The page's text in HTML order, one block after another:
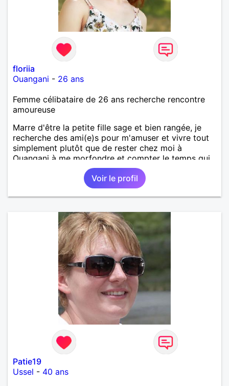
floriia
Ouangani - 26 ans
Femme célibataire de 26 ans recherche rencontre
amoureuse
Marre d'être la petite fille sage et bien rangée, je
recherche des ami(e)s pour m'amuser et vivre tout
simplement plutôt que de rester chez moi à
Ouangani à me morfondre et compter le temps qui
Voir le profil
Patie19
Ussel - 40 ans